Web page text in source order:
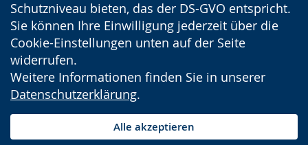
Schutzniveau bieten, das der DS-GVO entspricht.
Sie können Ihre Einwilligung jederzeit über die
Cookie-Einstellungen unten auf der Seite
widerrufen.
Weitere Informationen finden Sie in unserer
Datenschutzerklärung.
Alle akzeptieren